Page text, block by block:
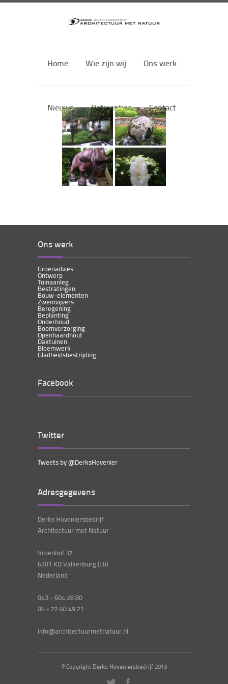
Home Wie zijn wij Ons werk
Nieuws Referenties Contact
Ons werk
Groenadvies
Ontwerp
Tuinaanleg
Bestratingen
Bouw-elementen
Zwemvijvers
Beregening
Beplanting
Onderhoud
Boomverzorging
Openhaardhout
Daktuinen
Bloemwerk
Gladheidsbestrijding
Facebook
Twitter
Tweets by @DerksHovenier
Adresgegevens
Derks Hoveniersbedrijf
Architectuur met Natuur
Vroenhof 37
6301 KD Valkenburg (Lb)
Nederland
043 - 604 28 80
06 - 22 60 49 21
info@architectuurmetnatuur.nl
© Copyright Derks Hoveniersbedrijf 2013